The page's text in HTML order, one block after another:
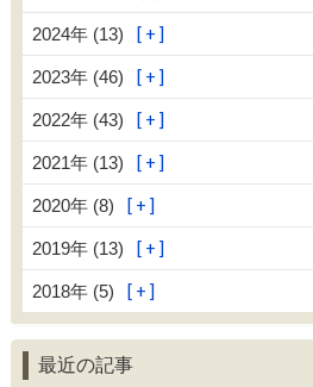
2024年 (13)
2023年 (46)
2022年 (43)
2021年 (13)
2020年 (8)
2019年 (13)
2018年 (5)
最近の記事